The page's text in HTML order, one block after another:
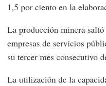
1,5 por ciento en la
La producción minera
empresas de servicios
su tercer mes consecutivo
La utilización de la